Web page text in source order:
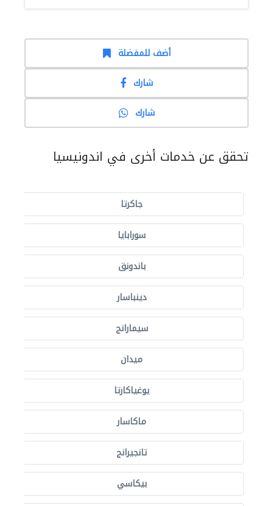
أضف للمفضلة
شارك
شارك
تحقق عن خدمات أخرى في اندونيسيا
جاكرتا
سورابايا
باندونق
دينباسار
سيمارانج
ميدان
يوغياكارتا
ماكاسار
تانجيرانج
بيكاسي